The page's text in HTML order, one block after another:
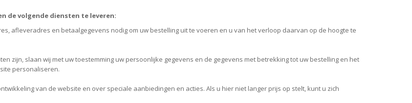
de volgende diensten te leveren:
afleveradres en betaalgegevens nodig om uw bestelling uit te voeren en u van het verloop daarvan op de hoogte te
zijn, slaan wij met uw toestemming uw persoonlijke gegevens en de gegevens met betrekking tot uw bestelling en het
personaliseren.
van de website en over speciale aanbiedingen en acties. Als u hier niet langer prijs op stelt, kunt u zich